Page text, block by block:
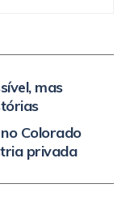
mas
Colorado
privada